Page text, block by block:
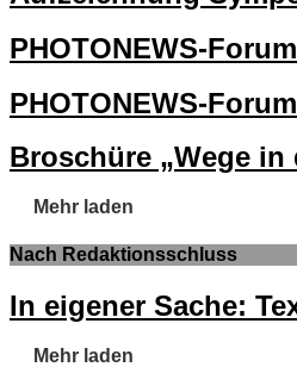
PHOTONEWS-
PHOTONEWS-
Broschüre „Wege
Mehr laden
Nach Redaktionsschluss
In eigener Sache:
Mehr laden